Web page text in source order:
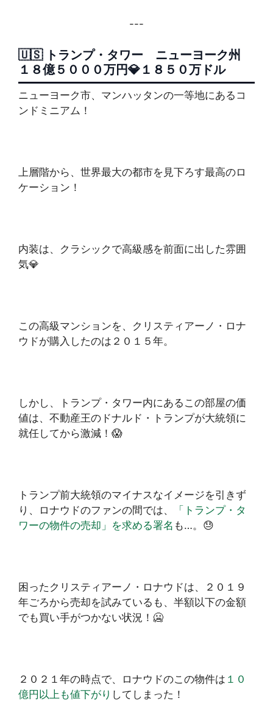
---
🇺🇸 トランプ・タワー ニューヨーク州
１８億５０００万円💎１８５０万ドル
ニューヨーク市、マンハッタンの一等地にあるコ
ンドミニアム！
上層階から、世界最大の都市を見下ろす最高のロ
ケーション！
内装は、クラシックで高級感を前面に出した雰囲
気💎
この高級マンションを、クリスティアーノ・ロナ
ウドが購入したのは２０１５年。
しかし、トランプ・タワー内にあるこの部屋の価
値は、不動産王のドナルド・トランプが大統領に
就任してから激減！😱
トランプ前大統領のマイナスなイメージを引きず
り、ロナウドのファンの間では、
「トランプ・タ
ワーの物件の売却」を求める署名 も…。😓
困ったクリスティアーノ・ロナウドは、２０１９
年ごろから売却を試みているも、半額以下の金額
でも買い手がつかない状況！🥶
２０２１年の時点で、ロナウドのこの物件は １０
億円以上も値下がり してしまった！